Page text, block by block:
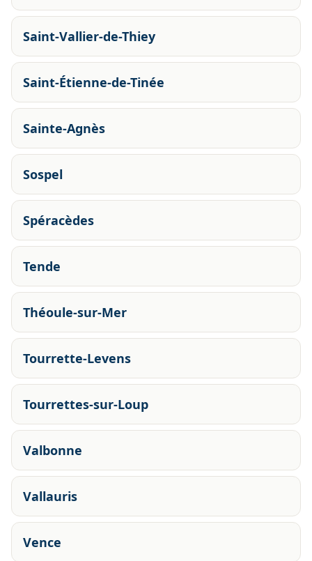
Saint-Vallier-de-Thiey
Saint-Étienne-de-Tinée
Sainte-Agnès
Sospel
Spéracèdes
Tende
Théoule-sur-Mer
Tourrette-Levens
Tourrettes-sur-Loup
Valbonne
Vallauris
Vence